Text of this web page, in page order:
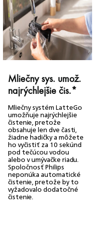
Mliečny sys. umož.
najrýchlejšie čis.*
Mliečny systém LatteGo
umožňuje najrýchlejšie
čistenie, pretože
obsahuje len dve časti,
žiadne hadičky a môžete
ho vyčistiť za 10 sekúnd
pod tečúcou vodou
alebo v umývačke riadu.
Spoločnosť Philips
neponúka automatické
čistenie, pretože by to
vyžadovalo dodatočné
čistenie.